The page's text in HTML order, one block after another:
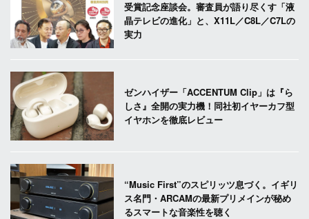
受賞記念座談会。審査員が語り尽くす「液
晶テレビの進化」と、X11L／C8L／C7Lの
実力
ゼンハイザー「ACCENTUM Clip」は『ら
しさ』全開の実力機！同社初イヤーカフ型
イヤホンを徹底レビュー
“Music First”のスピリッツ息づく。イギリ
ス名門・ARCAMの最新プリメインが秘め
るスマートな音楽性を聴く